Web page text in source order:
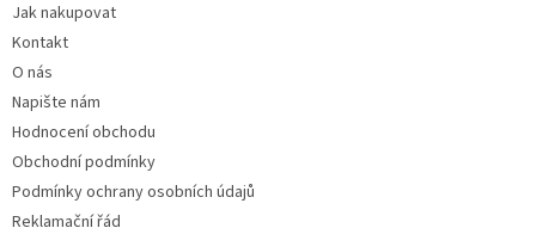
Jak nakupovat
Kontakt
O nás
Napište nám
Hodnocení obchodu
Obchodní podmínky
Podmínky ochrany osobních údajů
Reklamační řád